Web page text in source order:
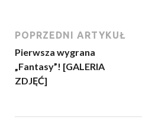
POPRZEDNI ARTYKUŁ
Pierwsza wygrana
„Fantasy”! [GALERIA
ZDJĘĆ]